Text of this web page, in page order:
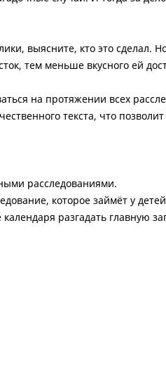
выясните, кто это сделал.
тем меньше вкусного ей
на протяжении всех
текста, что
расследованиями.
которое займёт у
разгадать главную